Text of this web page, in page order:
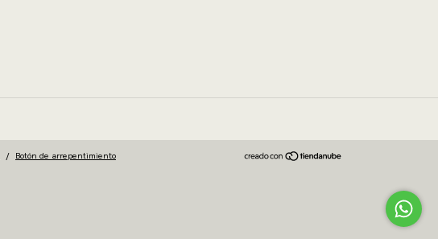
/ Botón de arrepentimiento